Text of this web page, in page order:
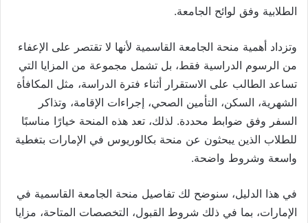
الطلابية وفق لوائح الجامعة.
وتزداد أهمية منحة الجامعة القاسمية لأنها لا تقتصر على الإعفاء
من الرسوم الدراسية فقط، بل تشمل مجموعة من المزايا التي
تساعد الطالب على الاستقرار أثناء فترة الدراسة، مثل المكافأة
الشهرية، السكن، التأمين الصحي، إجراءات الإقامة، وتذاكر
السفر وفق ضوابط محددة. لذلك، تعد هذه المنحة خيارًا مناسبًا
للطلاب الذين يبحثون عن منحة بكالوريوس في الإمارات بتغطية
واسعة وشروط واضحة.
في هذا الدليل، سنوضح لك تفاصيل منحة الجامعة القاسمية في
الإمارات، بما في ذلك شروط القبول، التخصصات المتاحة، مزايا